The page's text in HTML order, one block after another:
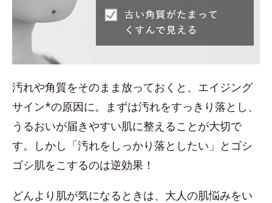
汚れや角質をそのまま放っておくと、エイジング
サイン*の原因に。まずは汚れをすっきり落とし、
うるおいが届きやすい肌に整えることが大切で
す。しかし「汚れをしっかり落としたい」とゴシ
ゴシ肌をこするのは逆効果！
どんより肌が気になるときは、大人の肌悩みをい